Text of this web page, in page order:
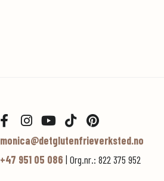
monica@detglutenfrieverksted.no
+47 951 05 086 | Org.nr.: 822 375 952